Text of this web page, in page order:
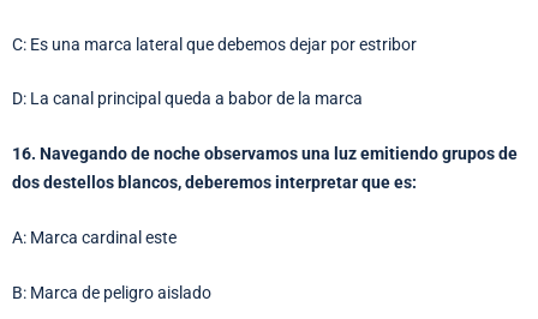
C: Es una marca lateral que debemos dejar por estribor
D: La canal principal queda a babor de la marca
16. Navegando de noche observamos una luz emitiendo grupos de
dos destellos blancos, deberemos interpretar que es:
A: Marca cardinal este
B: Marca de peligro aislado